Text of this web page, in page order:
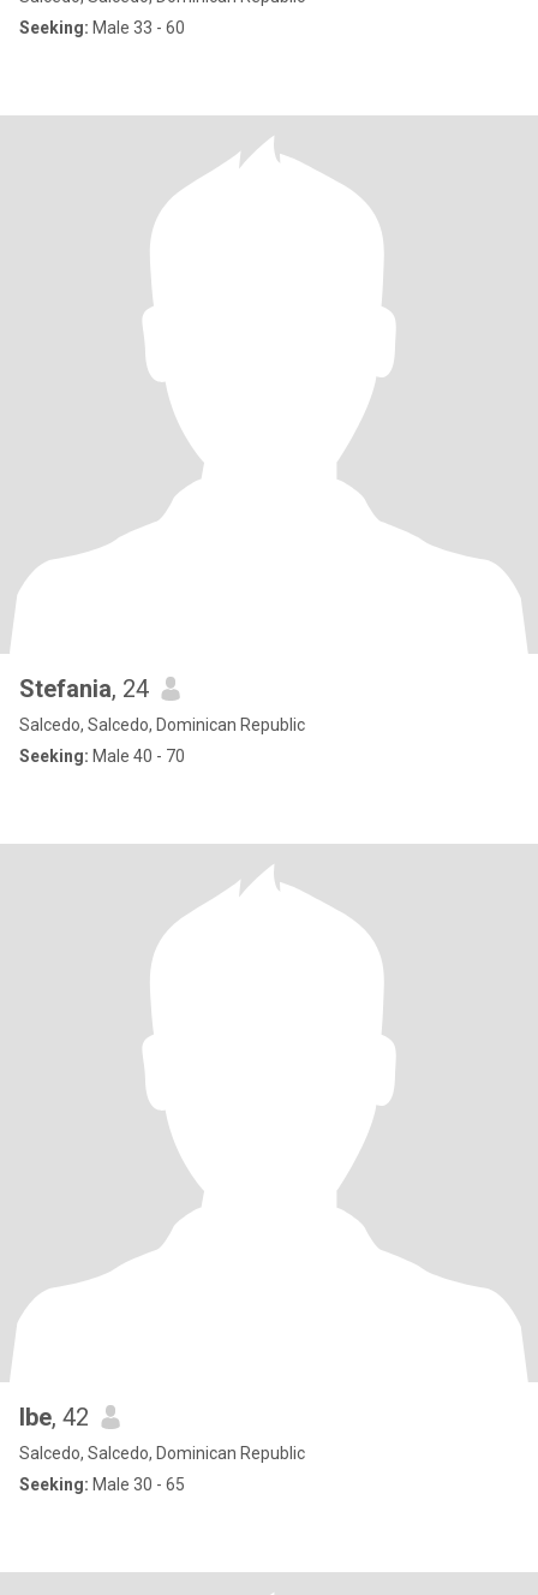
Seeking: Male 33 - 60
Stefania, 24
Salcedo, Salcedo, Dominican Republic
Seeking: Male 40 - 70
Ibe, 42
Salcedo, Salcedo, Dominican Republic
Seeking: Male 30 - 65